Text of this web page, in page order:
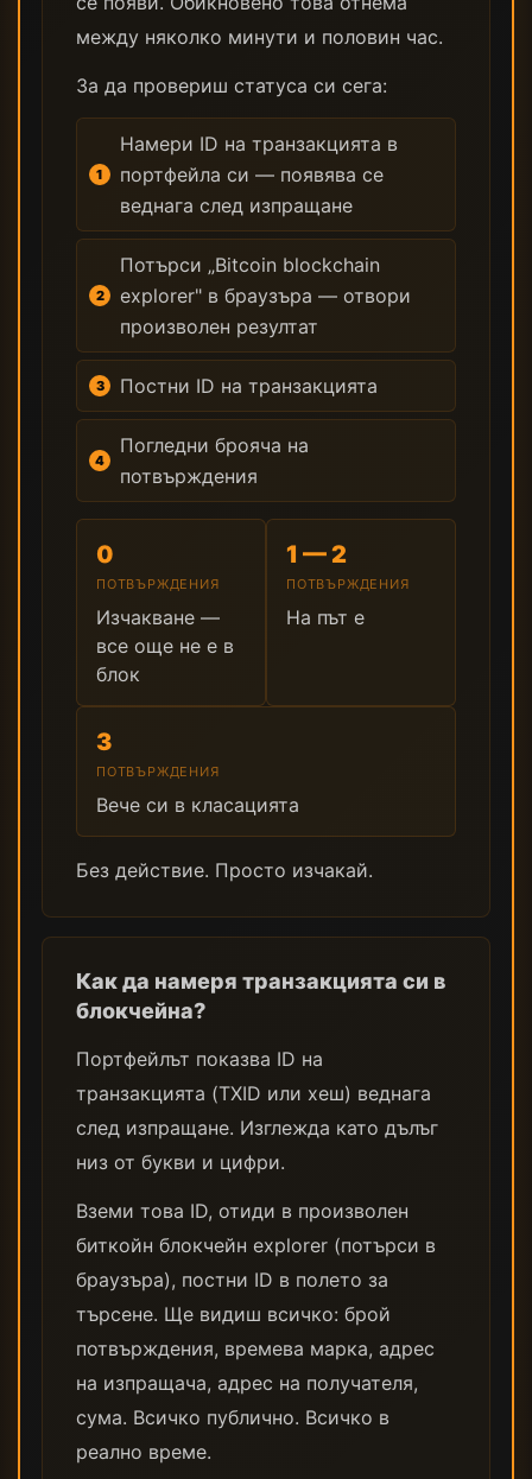
между няколко минути и половин час.
За да провериш статуса си сега:
Намери ID на транзакцията в
портфейла си — появява се
веднага след изпращане
Потърси „Bitcoin blockchain
explorer" в браузъра — отвори
произволен резултат
Постни ID на транзакцията
Погледни брояча на
потвърждения
0
ПОТВЪРЖДЕНИЯ
Изчакване —
все още не е в
блок
1 — 2
ПОТВЪРЖДЕНИЯ
На път е
3
ПОТВЪРЖДЕНИЯ
Вече си в класацията
Без действие. Просто изчакай.
Как да намеря транзакцията си в
блокчейна?
Портфейлът показва ID на
транзакцията (TXID или хеш) веднага
след изпращане. Изглежда като дълъг
низ от букви и цифри.
Вземи това ID, отиди в произволен
биткойн блокчейн explorer (потърси в
браузъра), постни ID в полето за
търсене. Ще видиш всичко: брой
потвърждения, времева марка, адрес
на изпращача, адрес на получателя,
сума. Всичко публично. Всичко в
реално време.